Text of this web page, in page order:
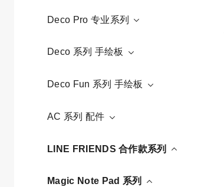
Deco Pro 专业系列
Deco 系列 手绘板
Deco Fun 系列 手绘板
AC 系列 配件
LINE FRIENDS 合作款系列
Magic Note Pad 系列